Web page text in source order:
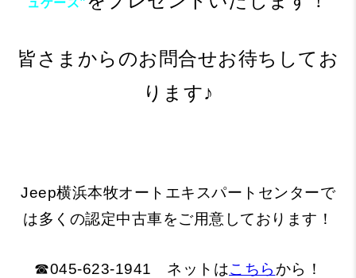
皆さまからのお問合せお待ちしてお
ります♪
Jeep横浜本牧オートエキスパートセンターで
は多くの認定中古車をご用意しております！
☎045-623-1941 ネットはこちら から！